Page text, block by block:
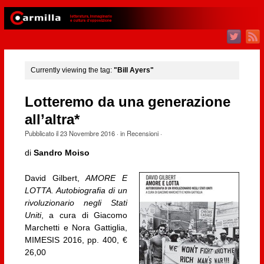
Currently viewing the tag: "Bill Ayers"
Lotteremo da una generazione
all’altra*
Pubblicato il23 Novembre 2016· in Recensioni·
di Sandro Moiso
David Gilbert,AMORE E
LOTTA. Autobiografia di un
rivoluzionario negli Stati
Uniti, a cura di Giacomo
Marchetti e Nora Gattiglia,
MIMESIS 2016, pp. 400, €
26,00